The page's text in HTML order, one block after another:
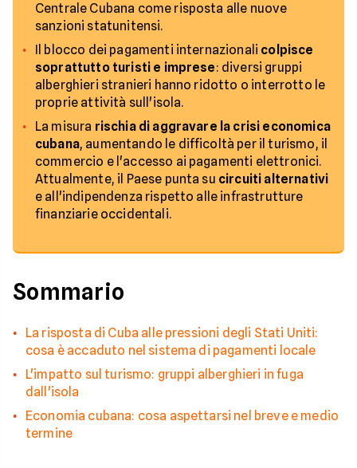
Centrale Cubana come risposta alle nuove
sanzioni statunitensi.
Il blocco dei pagamenti internazionali colpisce
soprattutto turisti e imprese: diversi gruppi
alberghieri stranieri hanno ridotto o interrotto le
proprie attività sull'isola.
La misura rischia di aggravare la crisi economica
cubana, aumentando le difficoltà per il turismo, il
commercio e l'accesso ai pagamenti elettronici.
Attualmente, il Paese punta su circuiti alternativi
e all'indipendenza rispetto alle infrastrutture
finanziarie occidentali.
Sommario
La risposta di Cuba alle pressioni degli Stati Uniti:
cosa è accaduto nel sistema di pagamenti locale
L'impatto sul turismo: gruppi alberghieri in fuga
dall'isola
Economia cubana: cosa aspettarsi nel breve e medio
termine